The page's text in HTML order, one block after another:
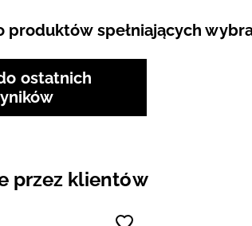
produktów spełniających
ostatnich
przez klientów